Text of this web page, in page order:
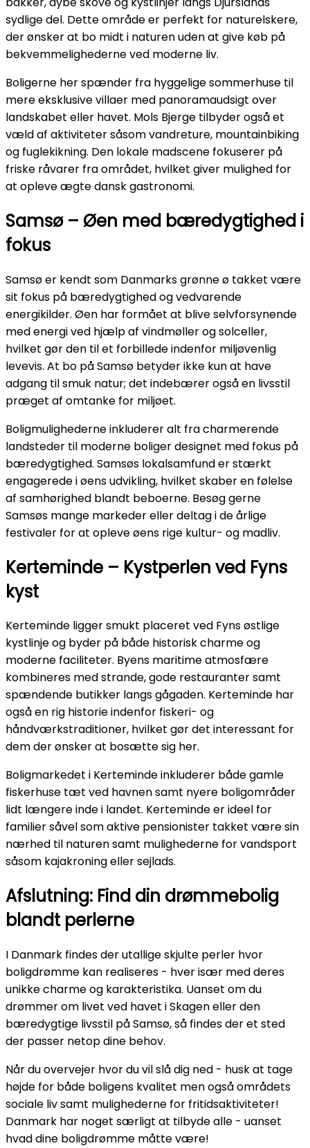
sydlige del. Dette område er perfekt for naturelskere,
der ønsker at bo midt i naturen uden at give køb på
bekvemmelighederne ved moderne liv.
Boligerne her spænder fra hyggelige sommerhuse til
mere eksklusive villaer med panoramaudsigt over
landskabet eller havet. Mols Bjerge tilbyder også et
væld af aktiviteter såsom vandreture, mountainbiking
og fuglekikning. Den lokale madscene fokuserer på
friske råvarer fra området, hvilket giver mulighed for
at opleve ægte dansk gastronomi.
Samsø – Øen med bæredygtighed i
fokus
Samsø er kendt som Danmarks grønne ø takket være
sit fokus på bæredygtighed og vedvarende
energikilder. Øen har formået at blive selvforsynende
med energi ved hjælp af vindmøller og solceller,
hvilket gør den til et forbillede indenfor miljøvenlig
levevis. At bo på Samsø betyder ikke kun at have
adgang til smuk natur; det indebærer også en livsstil
præget af omtanke for miljøet.
Boligmulighederne inkluderer alt fra charmerende
landsteder til moderne boliger designet med fokus på
bæredygtighed. Samsøs lokalsamfund er stærkt
engagerede i øens udvikling, hvilket skaber en følelse
af samhørighed blandt beboerne. Besøg gerne
Samsøs mange markeder eller deltag i de årlige
festivaler for at opleve øens rige kultur- og madliv.
Kerteminde – Kystperlen ved Fyns
kyst
Kerteminde ligger smukt placeret ved Fyns østlige
kystlinje og byder på både historisk charme og
moderne faciliteter. Byens maritime atmosfære
kombineres med strande, gode restauranter samt
spændende butikker langs gågaden. Kerteminde har
også en rig historie indenfor fiskeri- og
håndværkstraditioner, hvilket gør det interessant for
dem der ønsker at bosætte sig her.
Boligmarkedet i Kerteminde inkluderer både gamle
fiskerhuse tæt ved havnen samt nyere boligområder
lidt længere inde i landet. Kerteminde er ideel for
familier såvel som aktive pensionister takket være sin
nærhed til naturen samt mulighederne for vandsport
såsom kajakroning eller sejlads.
Afslutning: Find din drømmebolig
blandt perlerne
I Danmark findes der utallige skjulte perler hvor
boligdrømme kan realiseres - hver især med deres
unikke charme og karakteristika. Uanset om du
drømmer om livet ved havet i Skagen eller den
bæredygtige livsstil på Samsø, så findes der et sted
der passer netop dine behov.
Når du overvejer hvor du vil slå dig ned - husk at tage
højde for både boligens kvalitet men også områdets
sociale liv samt mulighederne for fritidsaktiviteter!
Danmark har noget særligt at tilbyde alle - uanset
hvad dine boligdrømme måtte være!